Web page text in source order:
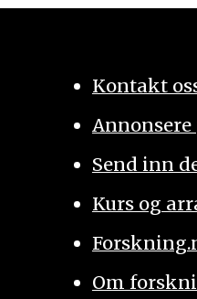
Kontakt
Send inn
Kurs og
Om